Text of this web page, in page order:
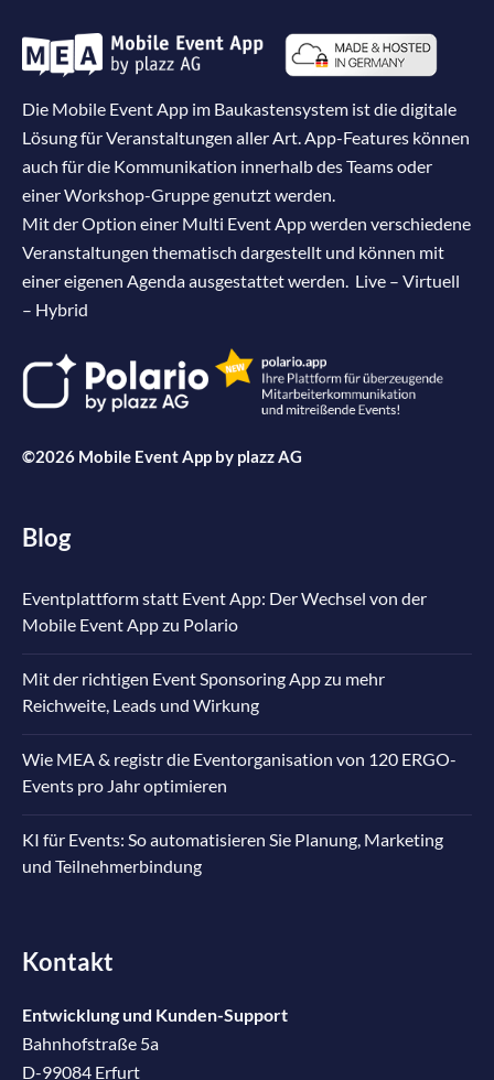
Die Mobile Event App im Baukastensystem ist die digitale
Lösung für Veranstaltungen aller Art. App-Features können
auch für die Kommunikation innerhalb des Teams oder
einer Workshop-Gruppe genutzt werden.
Mit der Option einer Multi Event App werden verschiedene
Veranstaltungen thematisch dargestellt und können mit
einer eigenen Agenda ausgestattet werden. Live – Virtuell
– Hybrid
©2026 Mobile Event App by plazz AG
Blog
Eventplattform statt Event App: Der Wechsel von der
Mobile Event App zu Polario
Mit der richtigen Event Sponsoring App zu mehr
Reichweite, Leads und Wirkung
Wie MEA & registr die Eventorganisation von 120 ERGO-
Events pro Jahr optimieren
KI für Events: So automatisieren Sie Planung, Marketing
und Teilnehmerbindung
Kontakt
Entwicklung und Kunden-Support
Bahnhofstraße 5a
D-99084 Erfurt